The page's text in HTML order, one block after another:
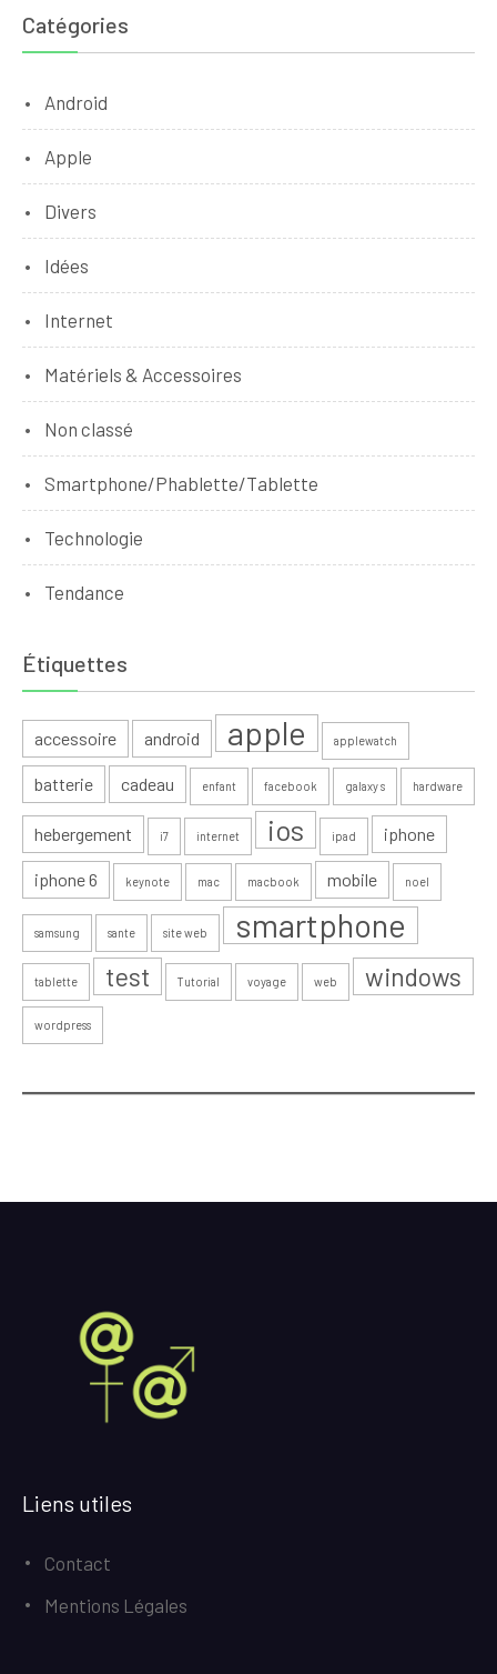
Catégories
Android
Apple
Divers
Idées
Internet
Matériels & Accessoires
Non classé
Smartphone/Phablette/Tablette
Technologie
Tendance
Étiquettes
accessoire android apple applewatch
batterie cadeau enfant facebook galaxy s hardware
hebergement i7 internet ios ipad iphone
iphone 6 keynote mac macbook mobile noel
samsung sante site web smartphone
tablette test Tutorial voyage web windows
wordpress
Liens utiles
Contact
Mentions Légales